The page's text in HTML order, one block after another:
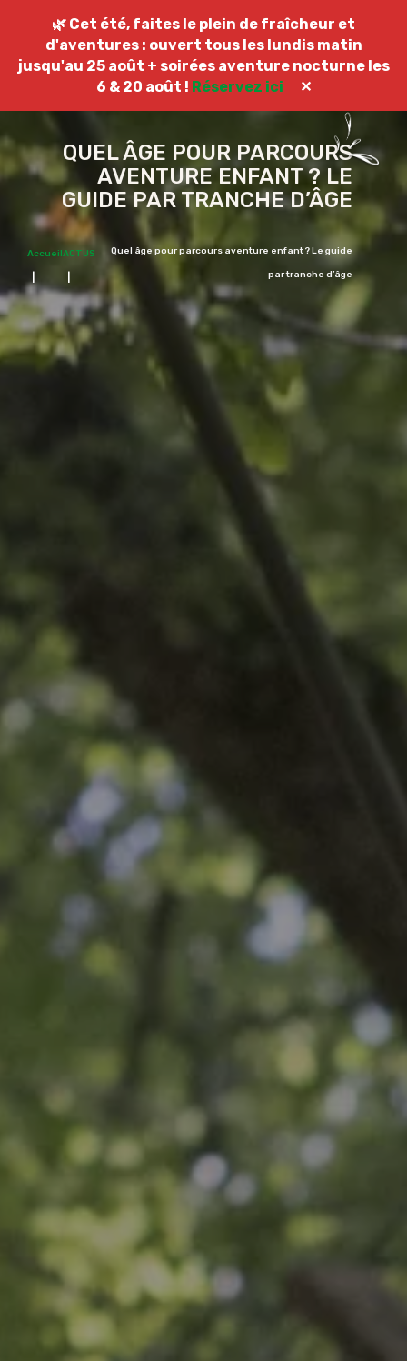
🌿 Cet été, faites le plein de fraîcheur et
d'aventures : ouvert tous les lundis matin
jusqu'au 25 août + soirées aventure nocturne les
6 & 20 août ! Réservez ici ✕
QUEL ÂGE POUR PARCOURS
AVENTURE ENFANT ? LE
GUIDE PAR TRANCHE D’ÂGE
AccueilACTUS Quel âge pour parcours aventure enfant ? Le guide
par tranche d’âge